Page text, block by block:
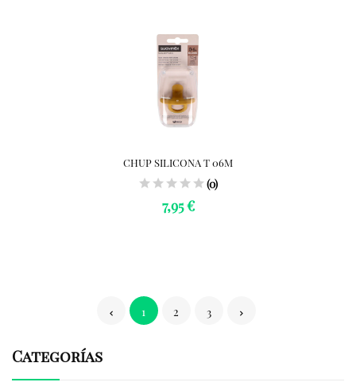
Categorías
CHUP SILICONA T 06M
(0)
7,95 €
1 2 3